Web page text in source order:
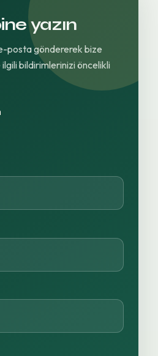
yazın
posta göndererek bize
bildirimlerinizi öncelikli